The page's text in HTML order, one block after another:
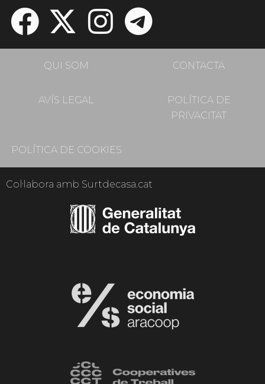
QUI SOM CONTACTA
AVÍS LEGAL
POLÍTICA DE
PRIVACITAT
POLÍTICA DE COOKIES
Col·labora amb Surtdecasa.cat